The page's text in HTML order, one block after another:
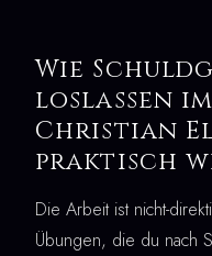
Wie
loslassen
Christian
praktisch
Die Arbeit ist nicht-
Übungen, die du nach